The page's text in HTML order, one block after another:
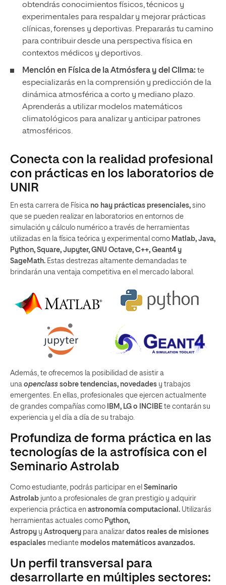
obtendrás conocimientos físicos, técnicos y
experimentales para respaldar y mejorar prácticas
clínicas, forenses y deportivas. Prepararás tu camino
para contribuir desde una perspectiva física en
contextos médicos y deportivos.
Mención en Física de la Atmósfera y del Clima: te
especializarás en la comprensión y predicción de la
dinámica atmosférica a corto y mediano plazo.
Aprenderás a utilizar modelos matemáticos
climatológicos para analizar y anticipar patrones
atmosféricos.
Conecta con la realidad profesional
con prácticas en los laboratorios de
UNIR
En esta carrera de Física no hay prácticas presenciales, sino
que se pueden realizar en laboratorios en entornos de
simulación y cálculo numérico a través de herramientas
utilizadas en la física teórica y experimental como Matlab, Java,
Python, Square, Jupyter, GNU Octave, C++, Geant4 y
SageMath. Estas destrezas altamente demandadas te
brindarán una ventaja competitiva en el mercado laboral.
Además, te ofrecemos la posibilidad de asistir a
una openclass sobre tendencias, novedades y trabajos
emergentes. En ellas, profesionales que ejercen actualmente
de grandes compañías como IBM, LG o INCIBE te contarán su
experiencia y el día a día de su trabajo.
Profundiza de forma práctica en las
tecnologías de la astrofísica con el
Seminario Astrolab
Como estudiante, podrás participar en el Seminario
Astrolab junto a profesionales de gran prestigio y adquirir
experiencia práctica en astronomía computacional. Utilizarás
herramientas actuales como Python,
Astropy y Astroquery para analizar datos reales de misiones
espaciales mediante modelos matemáticos avanzados.
Un perfil transversal para
desarrollarte en múltiples sectores: